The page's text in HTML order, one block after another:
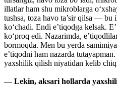
illatlar ham shu mikroblarga
tushsa, toza havo ta’sir qilsa — bu
ko‘chadi. Endi e’tiqodga kelsak.
ko‘proq edi. Nazarimda,
bormoqda. Men bu yerda
e’tiqodni ham nazarda
yaxshilik qilish niyatidan kelib
— Lekin, aksari hollarda